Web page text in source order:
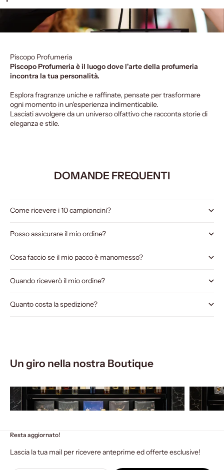
Piscopo Profumeria
Piscopo Profumeria è il luogo dove l'arte della profumeria
incontra la tua personalità.
Esplora fragranze uniche e raffinate, pensate per trasformare
ogni momento in un'esperienza indimenticabile.
Lasciati avvolgere da un universo olfattivo che racconta storie di
eleganza e stile.
DOMANDE FREQUENTI
Come ricevere i 10 campioncini?
Posso assicurare il mio ordine?
Cosa faccio se il mio pacco è manomesso?
Quando riceverò il mio ordine?
Quanto costa la spedizione?
Un giro nella nostra Boutique
Resta aggiornato!
Lascia la tua mail per ricevere anteprime ed offerte esclusive!